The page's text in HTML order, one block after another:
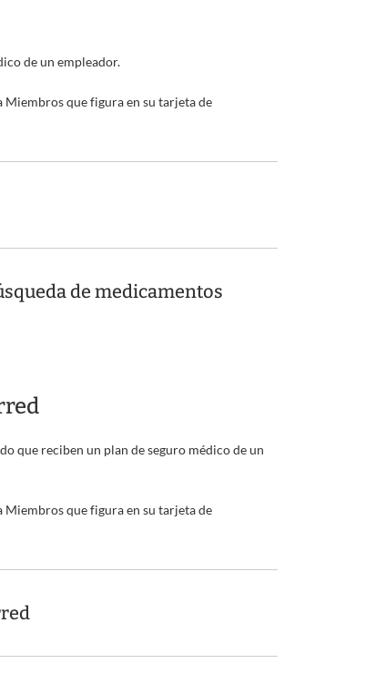
de un empleador.
Miembros que figura en su tarjeta de
de medicamentos
que reciben un plan de seguro médico de un
Miembros que figura en su tarjeta de